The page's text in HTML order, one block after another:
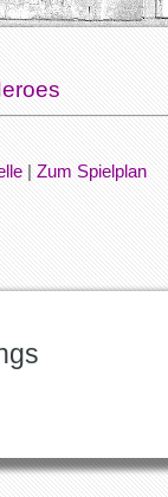
| Zum Spielplan